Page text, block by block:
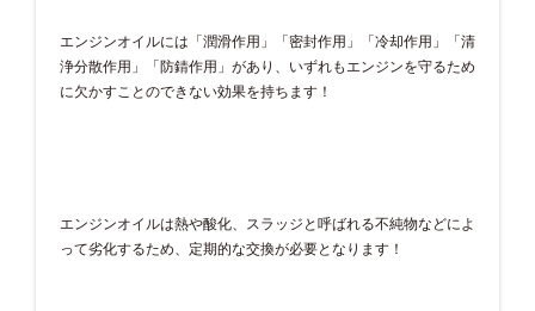
エンジンオイルには「潤滑作用」「密封作用」「冷却作用」「清
浄分散作用」「防錆作用」があり、いずれもエンジンを守るため
に欠かすことのできない効果を持ちます！
エンジンオイルは熱や酸化、スラッジと呼ばれる不純物などによ
って劣化するため、定期的な交換が必要となります！